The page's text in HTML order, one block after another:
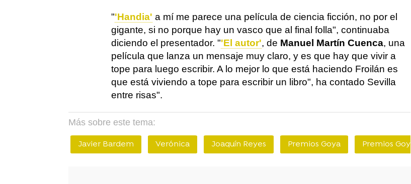
"'Handia' a mí me parece una película de ciencia ficción, no por el
gigante, si no porque hay un vasco que al final folla", continuaba
diciendo el presentador. "'El autor', de Manuel Martín Cuenca, una
película que lanza un mensaje muy claro, y es que hay que vivir a
tope para luego escribir. A lo mejor lo que está haciendo Froilán es
que está viviendo a tope para escribir un libro", ha contado Sevilla
entre risas".
Más sobre este tema:
Javier Bardem Verónica Joaquín Reyes Premios Goya Premios Goya